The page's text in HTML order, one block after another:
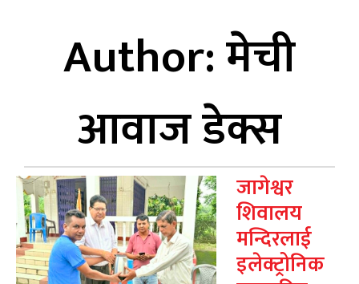
Author:मेची
आवाज डेक्स
जागेश्वर
शिवालय
मन्दिरलाई
इलेक्ट्रोनिक